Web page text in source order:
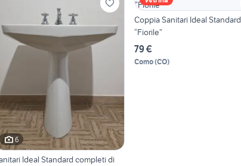
6
Ideal Standard completi di
Coppia Sanitari Ideal Standard
“Fiorile”
79 €
Como(CO)